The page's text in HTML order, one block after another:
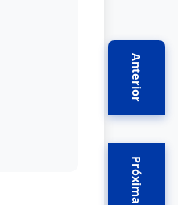
Anterior
Próxima